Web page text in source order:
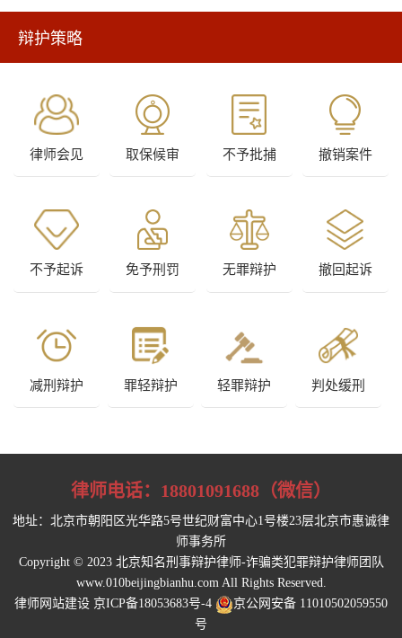
辩护策略
律师会见 取保候审 不予批捕 撤销案件
不予起诉 免予刑罚 无罪辩护 撤回起诉
减刑辩护 罪轻辩护 轻罪辩护 判处缓刑
律师电话： 18801091688（微信）
地址：北京市朝阳区光华路5号世纪财富中心1号楼23层北京市惠诚律
师事务所
Copyright © 2023 北京知名刑事辩护律师-诈骗类犯罪辩护律师团队
www.010beijingbianhu.com All Rights Reserved.
律师网站建设 京ICP备18053683号-4
京公网安备 11010502059550
号